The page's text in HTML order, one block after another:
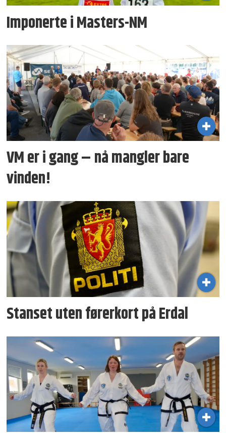
Imponerte i Masters-NM
VM er i gang – nå mangler bare
vinden!
Stanset uten førerkort på Erdal